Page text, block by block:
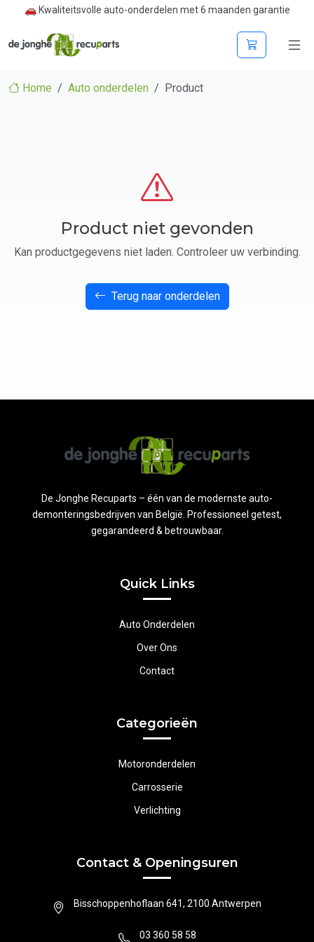
🚗 Kwaliteitsvolle auto-onderdelen met 6 maanden garantie
Home Auto onderdelen Product
Product niet gevonden
Kan productgegevens niet laden. Controleer uw verbinding.
Terug naar onderdelen
De Jonghe Recuparts – één van de modernste auto-
demonteringsbedrijven van België. Professioneel getest,
gegarandeerd & betrouwbaar.
Quick Links
Auto Onderdelen
Over Ons
Contact
Categorieën
Motoronderdelen
Carrosserie
Verlichting
Contact & Openingsuren
Bisschoppenhoflaan 641, 2100 Antwerpen
03 360 58 58